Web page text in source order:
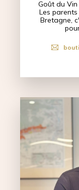
Goût du
Les
Bretagne,